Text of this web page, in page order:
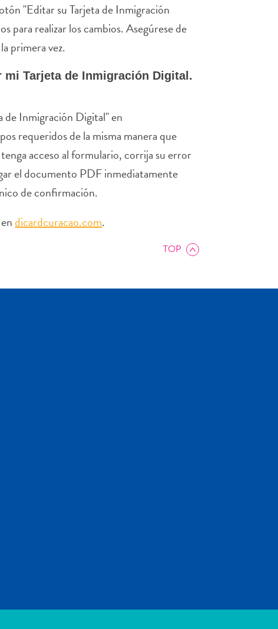
"Editar su Tarjeta de Inmigración
para realizar los cambios. Asegúrese de
primera vez.
Tarjeta de Inmigración Digital.
de Inmigración Digital" en
requeridos de la misma manera que
acceso al formulario, corrija su error
el documento PDF inmediatamente
de confirmación.
endicardcuracao.com.
TOP